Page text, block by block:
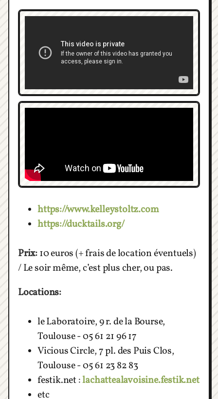
https://www.kelleystoltz.com
https://ducktails.org/
Prix:10 euros (+ frais de location éventuels)
/ Le soir même, c’est plus cher, ou pas.
Locations:
le Laboratoire, 9 r. de la Bourse,
Toulouse - 05 61 21 96 17
Vicious Circle, 7 pl. des Puis Clos,
Toulouse - 05 61 23 82 83
festik.net :lachattealavoisine.festik.net
etc